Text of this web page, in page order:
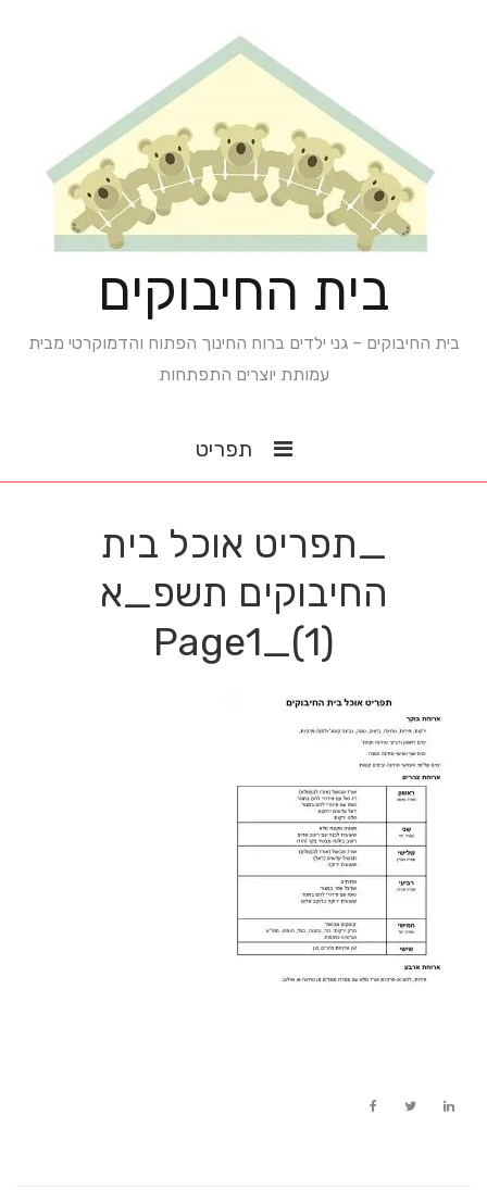
בית החיבוקים
בית החיבוקים – גני ילדים ברוח החינוך הפתוח והדמוקרטי מבית
עמותת יוצרים התפתחות
תפריט
_תפריט אוכל בית
החיבוקים תשפ_א
(1)_Page1